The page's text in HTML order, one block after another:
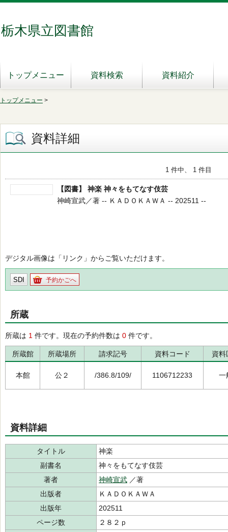
栃木県立図書館
トップメニュー 資料検索 資料紹介
トップメニュー >
資料詳細
1 件中、 1 件目
【図書】 神楽 神々をもてなす伎芸
神崎宣武／著 -- ＫＡＤＯＫＡＷＡ -- 202511 --
デジタル画像は「リンク」からご覧いただけます。
SDI 予約かごへ
所蔵
所蔵は 1 件です。現在の予約件数は 0 件です。
所蔵館 所蔵場所 請求記号 資料コード 資料
本館 公２ /386.8/109/ 1106712233 一
資料詳細
タイトル
神楽
副書名
神々をもてなす伎芸
著者
神崎宣武 ／著
出版者
ＫＡＤＯＫＡＷＡ
出版年
202511
ページ数
２８２ｐ